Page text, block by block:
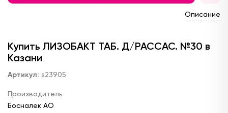
Описание
Купить ЛИЗОБАКТ ТАБ. Д/РАССАС. №30 в
Казани
Артикул: s23905
Производитель
Босналек АО